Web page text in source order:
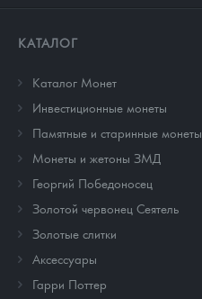
КАТАЛОГ
Каталог Монет
Инвестиционные монеты
Памятные и старинные монеты
Монеты и жетоны ЗМД
Георгий Победоносец
Золотой червонец Сеятель
Золотые слитки
Аксессуары
Гарри Поттер